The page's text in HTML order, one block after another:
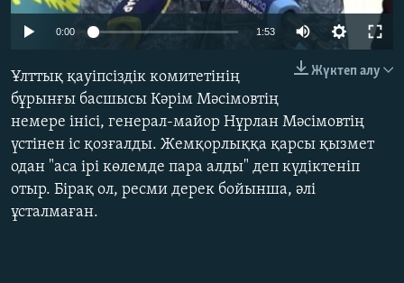
Басқа тілдерде
Auto 360p
720p 1080p
0:00 1:53
480p
720p
1080p
Жүктеп алу
Ұлттық қауіпсіздік комитетінің
бұрынғы басшысы Кәрім Мәсімовтің
немере інісі, генерал-майор Нұрлан Мәсімовтің
үстінен іс қозғалды. Жемқорлыққа қарсы қызмет
одан "аса ірі көлемде пара алды" деп күдіктеніп
отыр. Бірақ ол, ресми дерек бойынша, әлі
ұсталмаған.